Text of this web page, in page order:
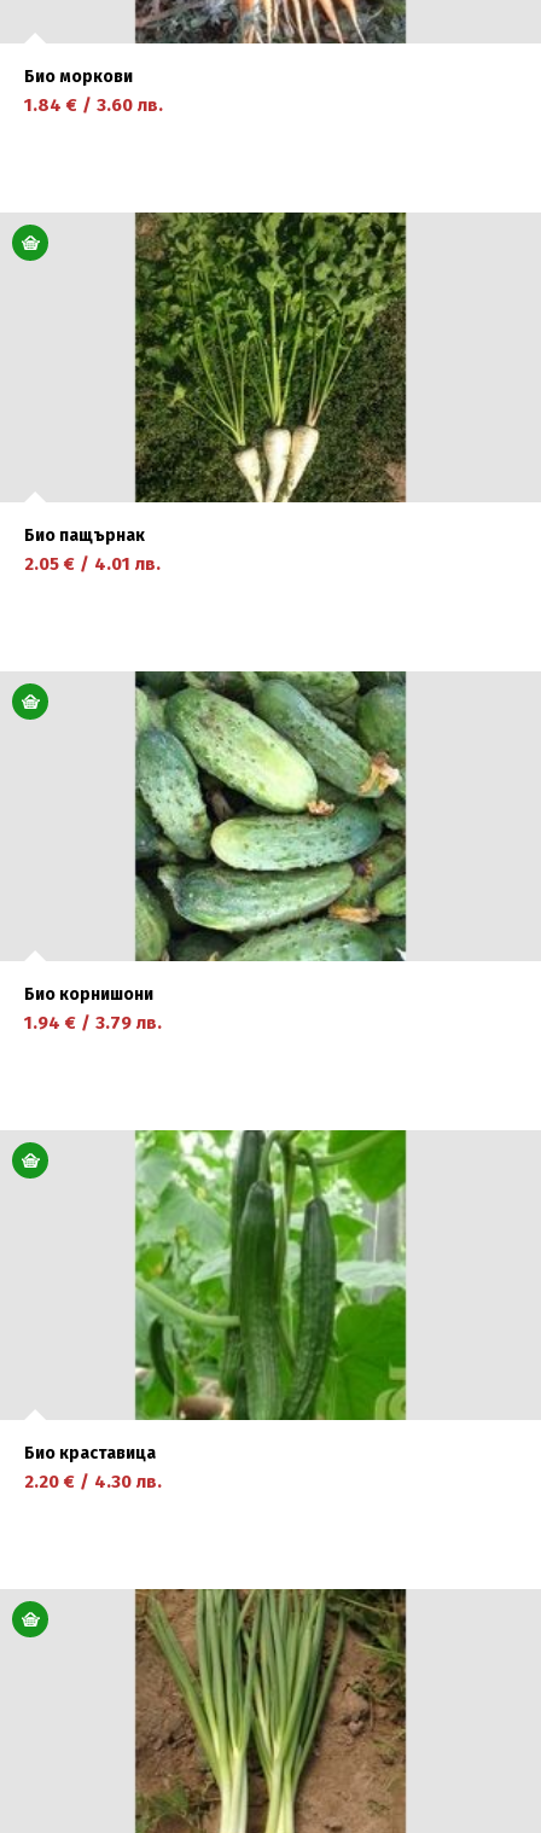
Био моркови
1.84 € / 3.60 лв.
научете повече
Био пащърнак
2.05 € / 4.01 лв.
научете повече
Био корнишони
1.94 € / 3.79 лв.
научете повече
Био краставица
2.20 € / 4.30 лв.
научете повече